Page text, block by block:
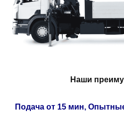
Наши
Подача от 15 мин,